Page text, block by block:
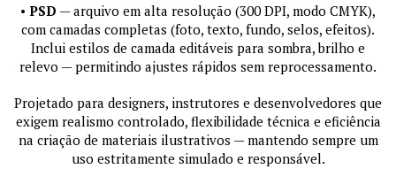
• PSD — arquivo em alta resolução (300 DPI, modo CMYK),
com camadas completas (foto, texto, fundo, selos, efeitos).
Inclui estilos de camada editáveis para sombra, brilho e
relevo — permitindo ajustes rápidos sem reprocessamento.
Projetado para designers, instrutores e desenvolvedores que
exigem realismo controlado, flexibilidade técnica e eficiência
na criação de materiais ilustrativos — mantendo sempre um
uso estritamente simulado e responsável.